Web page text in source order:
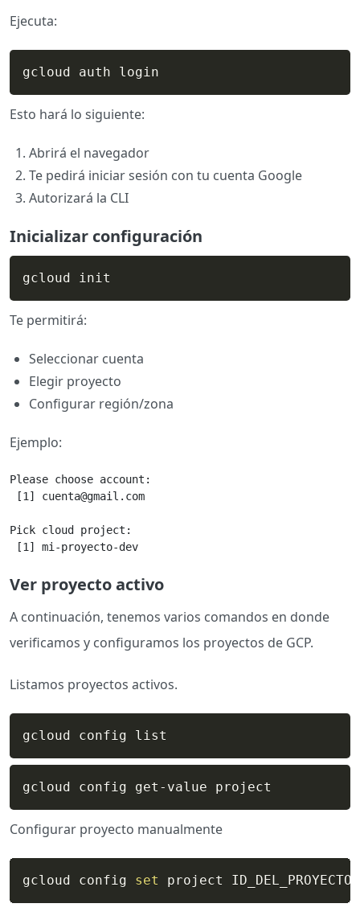
Ejecuta:
gcloud auth login
Esto hará lo siguiente:
Abrirá el navegador
Te pedirá iniciar sesión con tu cuenta Google
Autorizará la CLI
Inicializar configuración
gcloud init
Te permitirá:
Seleccionar cuenta
Elegir proyecto
Configurar región/zona
Ejemplo:
Please choose account:
[1] cuenta@gmail.com
Pick cloud project:
[1] mi-proyecto-dev
Ver proyecto activo
A continuación, tenemos varios comandos en donde
verificamos y configuramos los proyectos de GCP.
Listamos proyectos activos.
gcloud config list
gcloud config get-value project
Configurar proyecto manualmente
gcloud config set project ID_DEL_PROYECTO